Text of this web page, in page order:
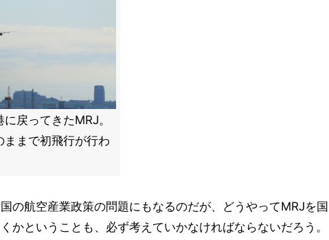
戻ってきたMRJ。
まで初飛行が行わ
の航空産業政策の問題にもなるのだが、どうやってMRJを国
かということも、必ず考えていかなければならないだろう。